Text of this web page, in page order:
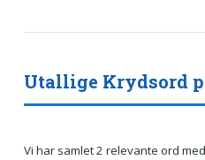
Utallige Krydsord
Vi har samlet 2 relevante ord